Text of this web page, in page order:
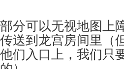
分可以无视地图上
送到龙宫房间里（
们入口上，我们只